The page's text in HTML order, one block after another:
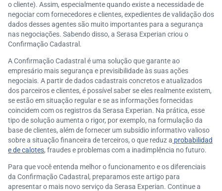
o cliente). Assim, especialmente quando existe a necessidade de
negociar com fornecedores e clientes, expedientes de validação dos
dados desses agentes são muito importantes para a segurança
nas negociações. Sabendo disso, a Serasa Experian criou o
Confirmação Cadastral.
A Confirmação Cadastral é uma solução que garante ao
empresário mais segurança e previsibilidade às suas ações
negociais. A partir de dados cadastrais concretos e atualizados
dos parceiros e clientes, é possível saber se eles realmente existem,
se estão em situação regular e se as informações fornecidas
coincidem com os registros da Serasa Experian. Na prática, esse
tipo de solução aumenta o rigor, por exemplo, na formulação da
base de clientes, além de fornecer um subsídio informativo valioso
sobre a situação financeira de terceiros, o que reduz a probabilidad
e de calotes, fraudes e problemas com a inadimplência no futuro.
Para que você entenda melhor o funcionamento e os diferenciais
da Confirmação Cadastral, preparamos este artigo para
apresentar o mais novo serviço da Serasa Experian. Continue a